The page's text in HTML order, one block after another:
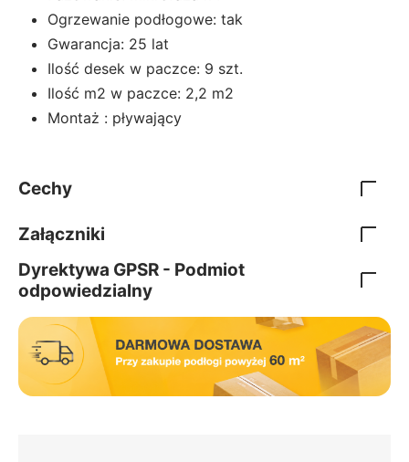
Ogrzewanie podłogowe: tak
Gwarancja: 25 lat
Ilość desek w paczce: 9 szt.
Ilość m2 w paczce: 2,2 m2
Montaż : pływający
Cechy
Załączniki
Dyrektywa GPSR - Podmiot
odpowiedzialny